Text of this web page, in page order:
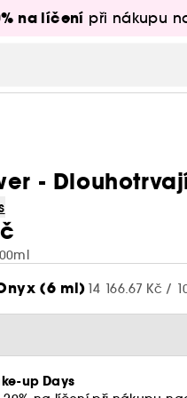
na líčení při nákupu
-
(6 ml) 14 166.67 Kč /
up Days